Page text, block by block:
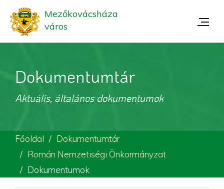
Mezőkovácsháza
város
Dokumentumtár
Aktuális, általános dokumentumok
Főoldal
Dokumentumtár
Román Nemzetiségi Önkormányzat
Dokumentumok